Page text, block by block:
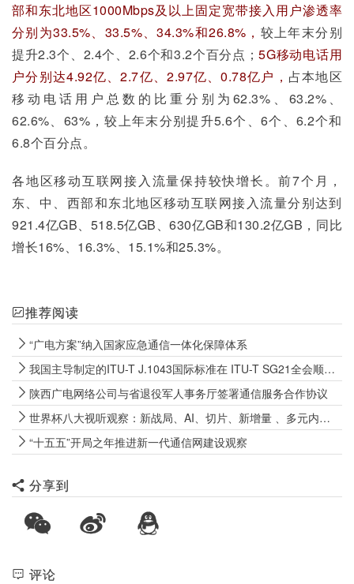
部和东北地区1000Mbps及以上固定宽带接入用户渗透率
分别为33.5%、33.5%、34.3%和26.8%， 较上年末分别
提升2.3个、2.4个、2.6个和3.2个百分点；5G移动电话用
户分别达4.92亿、2.7亿、2.97亿、0.78亿户， 占本地区
移动电话用户总数的比重分别为62.3%、63.2%、
62.6%、63%，较上年末分别提升5.6个、6个、6.2个和
6.8个百分点。
各地区移动互联网接入流量保持较快增长。前7个月，
东、中、西部和东北地区移动互联网接入流量分别达到
921.4亿GB、518.5亿GB、630亿GB和130.2亿GB，同比
增长16%、16.3%、15.1%和25.3%。
推荐阅读
“广电方案”纳入国家应急通信一体化保障体系
我国主导制定的ITU-T J.1043国际标准在 ITU-T SG21全会顺利通过TAP批准
陕西广电网络公司与省退役军人事务厅签署通信服务合作协议
世界杯八大视听观察：新战局、AI、切片、新增量 、多元内容、全域联动
“十五五”开局之年推进新一代通信网建设观察
分享到
评论